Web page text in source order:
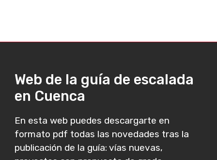
Web de la guía de escalada
en Cuenca
En esta web puedes descargarte en
formato pdf todas las novedades tras la
publicación de la guía: vías nuevas,